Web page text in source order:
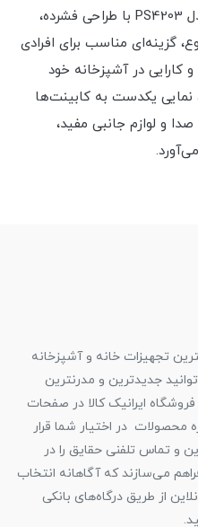
سینک ظرفشویی پرنیان استیل مدل PS4203 با طراحی فشرده،
گزینه‌ای مناسب برای افرادی
کارایی در آشپزخانه خود
یکدست به کابینت‌ها
و لوازم جانبی مفید،
تجهیزات خانه و آشپزخانه
جدیدترین و مدرنترین
ایرانیک کالا در صفحات
در اختیار شما قرار
و تماس تلفنی حقایق را در
می‌سازند که آگاهانه انتخاب
از طریق درگاه‌های بانکی